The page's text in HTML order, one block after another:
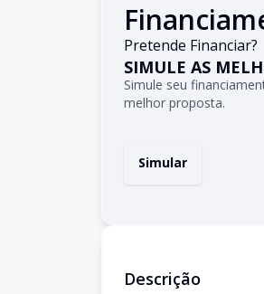
Pretende Financiar?
SIMULE AS
Simule seu
melhor proposta.
Simular
Descrição